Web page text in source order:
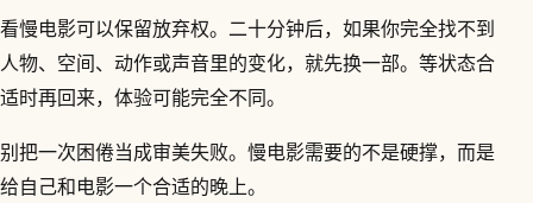
看慢电影可以保留放弃权。二十分钟后，如果你完全找不到
人物、空间、动作或声音里的变化，就先换一部。等状态合
适时再回来，体验可能完全不同。
别把一次困倦当成审美失败。慢电影需要的不是硬撑，而是
给自己和电影一个合适的晚上。